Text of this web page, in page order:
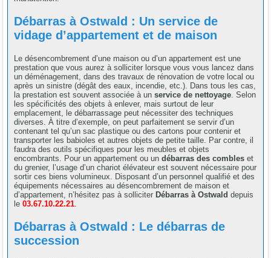
Débarras à Ostwald : Un service de
vidage d’appartement et de maison
Le désencombrement d’une maison ou d’un appartement est une
prestation que vous aurez à solliciter lorsque vous vous lancez dans
un déménagement, dans des travaux de rénovation de votre local ou
après un sinistre (dégât des eaux, incendie, etc.). Dans tous les cas,
la prestation est souvent associée à unservice de nettoyage . Selon
les spécificités des objets à enlever, mais surtout de leur
emplacement, le débarrassage peut nécessiter des techniques
diverses. À titre d’exemple, on peut parfaitement se servir d’un
contenant tel qu’un sac plastique ou des cartons pour contenir et
transporter les babioles et autres objets de petite taille. Par contre, il
faudra des outils spécifiques pour les meubles et objets
encombrants. Pour un appartement ou undébarras des combles et
du grenier, l’usage d’un chariot élévateur est souvent nécessaire pour
sortir ces biens volumineux. Disposant d’un personnel qualifié et des
équipements nécessaires au désencombrement de maison et
d’appartement, n’hésitez pas à solliciter Débarras à Ostwalddepuis
le03.67.10.22.21
Débarras à Ostwald : Le débarras de
succession